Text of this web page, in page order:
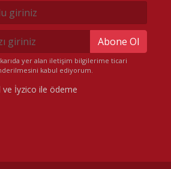
Abone Ol
yer alan iletişim bilgilerime ticari
kabul ediyorum.